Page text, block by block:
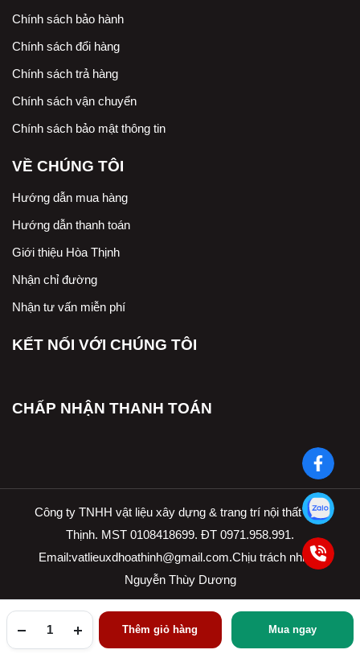
Thêm giỏ hàng Mua ngay
Chính sách bảo hành
Chính sách đổi hàng
Chính sách trả hàng
Chính sách vận chuyển
Chính sách bảo mật thông tin
VỀ CHÚNG TÔI
Hướng dẫn mua hàng
Hướng dẫn thanh toán
Giới thiệu Hòa Thịnh
Nhận chỉ đường
Nhận tư vấn miễn phí
KẾT NỐI VỚI CHÚNG TÔI
CHẤP NHẬN THANH TOÁN
Công ty TNHH vật liệu xây dựng & trang trí nội thất Hòa
Thịnh. MST 0108418699. ĐT 0971.958.991.
Email:vatlieuxdhoathinh@gmail.com.Chịu trách nhiệm
Nguyễn Thùy Dương